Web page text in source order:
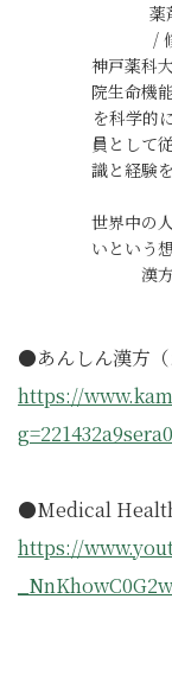
薬
/
神戸薬科
院生命機
を科学的
員として
識と経験
世界中の
いという
漢
●あんしん漢方（
https://
●Medical
https://
_NnKhowC0G2w